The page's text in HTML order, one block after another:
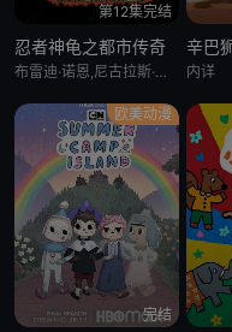
第12集完结
忍者神龟之都市传奇
布雷迪·诺恩,尼古拉斯·坎图,迈克·艾贝,小肖恩·布朗,阿尤·艾德维利
辛巴
内详
欧美动漫
完结